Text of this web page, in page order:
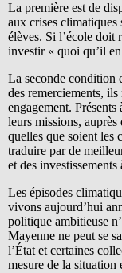
La première est de
aux crises climatiques
élèves. Si l’école doit
investir « quoi qu’il
La seconde condition
des remerciements,
engagement.
leurs missions,
quelles que soient les
traduire par de
et des
Les épisodes
vivons aujourd’hui
politique ambitieuse
Mayenne ne peut se
l’État et certaines
mesure de la situation